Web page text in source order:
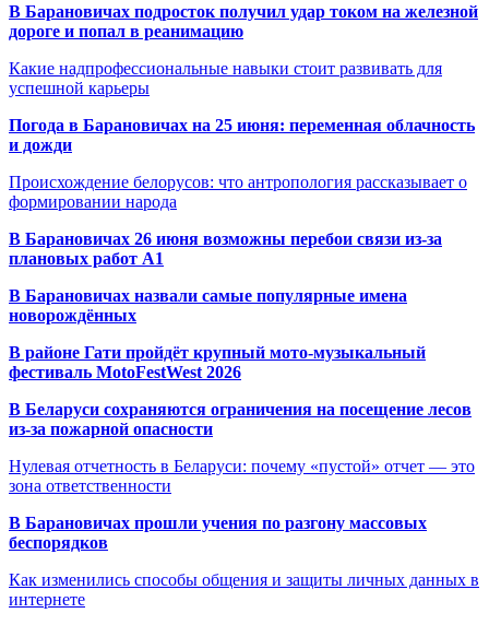
В Барановичах подросток получил удар током на железной
дороге и попал в реанимацию
Какие надпрофессиональные навыки стоит развивать для
успешной карьеры
Погода в Барановичах на 25 июня: переменная облачность
и дожди
Происхождение белорусов: что антропология рассказывает о
формировании народа
В Барановичах 26 июня возможны перебои связи из-за
плановых работ A1
В Барановичах назвали самые популярные имена
новорождённых
В районе Гати пройдёт крупный мото-музыкальный
фестиваль MotoFestWest 2026
В Беларуси сохраняются ограничения на посещение лесов
из-за пожарной опасности
Нулевая отчетность в Беларуси: почему «пустой» отчет — это
зона ответственности
В Барановичах прошли учения по разгону массовых
беспорядков
Как изменились способы общения и защиты личных данных в
интернете